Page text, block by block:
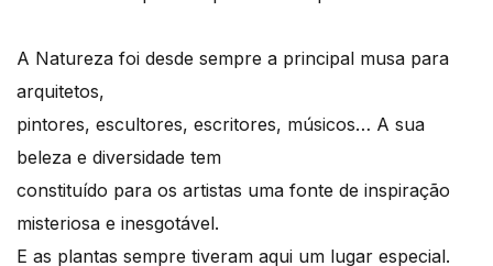
A Natureza foi desde sempre a principal musa para
arquitetos,
pintores, escultores, escritores, músicos… A sua
beleza e diversidade tem
constituído para os artistas uma fonte de inspiração
misteriosa e inesgotável.
E as plantas sempre tiveram aqui um lugar especial.